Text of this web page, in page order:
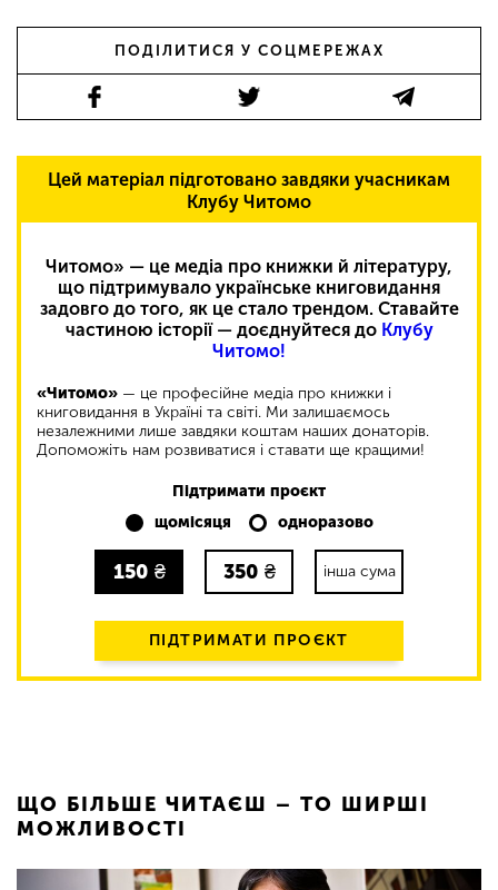
ПОДІЛИТИСЯ У СОЦМЕРЕЖАХ
Цей матеріал підготовано завдяки учасникам
Клубу Читомо
Читомо» — це медіа про книжки й літературу,
що підтримувало українське книговидання
задовго до того, як це стало трендом. Ставайте
частиною історії — доєднуйтеся до Клубу
Читомо!
«Читомо» — це професійне медіа про книжки і
книговидання в Україні та світі. Ми залишаємось
незалежними лише завдяки коштам наших донаторів.
Допоможіть нам розвиватися і ставати ще кращими!
Підтримати проєкт
щомісяця
одноразово
150 ₴ 350 ₴ інша сума
ПІДТРИМАТИ ПРОЄКТ
ЩО БІЛЬШЕ ЧИТАЄШ – ТО ШИРШІ
МОЖЛИВОСТІ